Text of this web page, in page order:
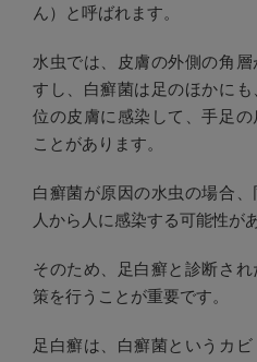
ん）と呼ばれます。
水虫では、皮膚の外側の角
すし、白癬菌は足のほかに
位の皮膚に感染して、手足
ことがあります。
白癬菌が原因の水虫の場合
人から人に感染する可能性が
そのため、足白癬と診断さ
策を行うことが重要です。
足白癬は、白癬菌というカ